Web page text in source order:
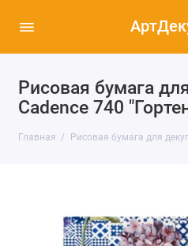
Рисовая бумага
Cadence 740
Главная Рисовая бумага для